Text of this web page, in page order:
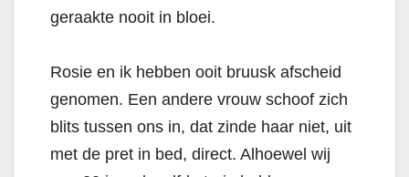
geraakte nooit in bloei.
Rosie en ik hebben ooit bruusk afscheid
genomen. Een andere vrouw schoof zich
blits tussen ons in, dat zinde haar niet, uit
met de pret in bed, direct. Alhoewel wij